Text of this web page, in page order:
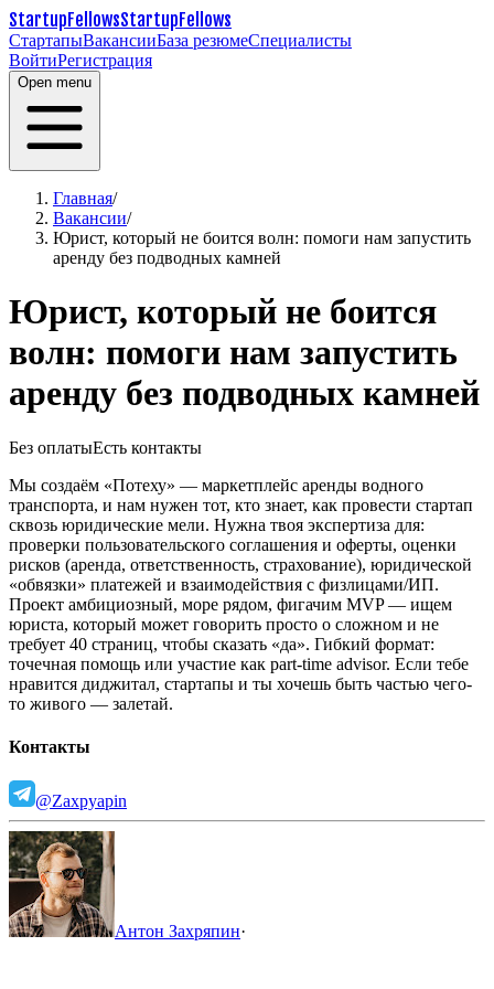
StartupFellowsStartupFellows
СтартапыВакансииБаза резюмеСпециалисты
ВойтиРегистрация
Open menu
Главная/
Вакансии/
Юрист, который не боится волн: помоги нам запустить
аренду без подводных камней
Юрист, который не боится
волн: помоги нам запустить
аренду без подводных камней
Без оплатыЕсть контакты
Мы создаём «Потеху» — маркетплейс аренды водного
транспорта, и нам нужен тот, кто знает, как провести стартап
сквозь юридические мели. Нужна твоя экспертиза для:
проверки пользовательского соглашения и оферты, оценки
рисков (аренда, ответственность, страхование), юридической
«обвязки» платежей и взаимодействия с физлицами/ИП.
Проект амбициозный, море рядом, фигачим MVP — ищем
юриста, который может говорить просто о сложном и не
требует 40 страниц, чтобы сказать «да». Гибкий формат:
точечная помощь или участие как part-time advisor. Если тебе
нравится диджитал, стартапы и ты хочешь быть частью чего-
то живого — залетай.
Контакты
@Zaxpyapin
Антон Захряпин·